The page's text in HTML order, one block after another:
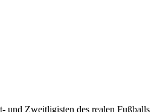
und Zweitligisten des realen Fußballs